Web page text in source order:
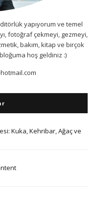
yapıyorum ve temel
fotoğraf çekmeyi, gezmeyi,
bakım, kitap ve birçok
hoş geldiniz :)
Kuka, Kehribar, Ağaç ve